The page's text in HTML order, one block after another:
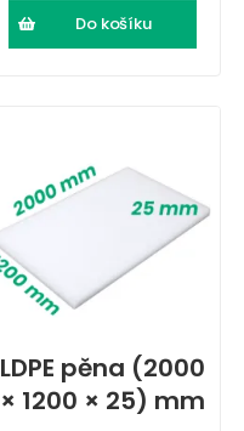
Do košíku
LDPE pěna (2000
× 1200 × 25) mm